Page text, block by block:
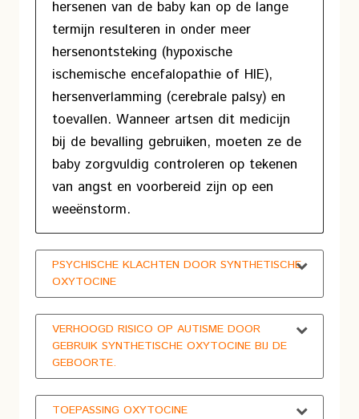
hersenen van de baby kan op de lange
termijn resulteren in onder meer
hersenontsteking (hypoxische
ischemische encefalopathie of HIE),
hersenverlamming (cerebrale palsy) en
toevallen. Wanneer artsen dit medicijn
bij de bevalling gebruiken, moeten ze de
baby zorgvuldig controleren op tekenen
van angst en voorbereid zijn op een
weeënstorm.
PSYCHISCHE KLACHTEN DOOR SYNTHETISCHE
OXYTOCINE
VERHOOGD RISICO OP AUTISME DOOR
GEBRUIK SYNTHETISCHE OXYTOCINE BIJ DE
GEBOORTE.
TOEPASSING OXYTOCINE